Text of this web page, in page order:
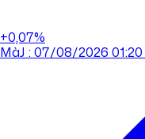
+0,07%
MàJ : 07/08/2026 01:20